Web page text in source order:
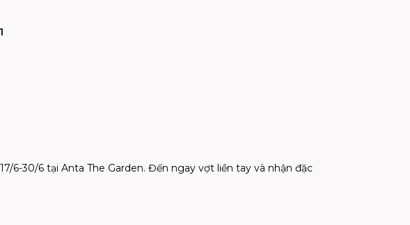
6-30/6 tại Anta The Garden. Đến ngay vợt liền tay và nhận đặc